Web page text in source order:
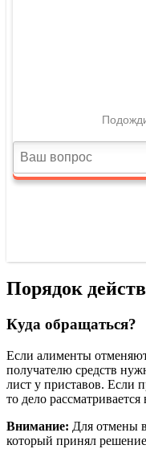
Порядок
Куда обращаться?
Если алименты
получателю средств
лист у приставов. Если
то дело
Внимание: Для отмены
который принял